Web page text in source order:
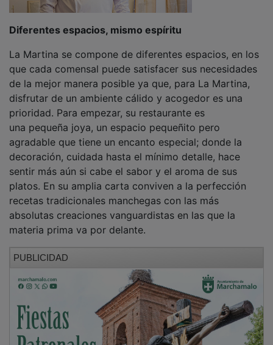
que cada comensal puede satisfacer sus necesidades
de la mejor manera posible ya que, para La Martina,
disfrutar de un ambiente cálido y acogedor es una
prioridad. Para empezar, su restaurante es
una pequeña joya, un espacio pequeñito pero
agradable que tiene un encanto especial; donde la
decoración, cuidada hasta el mínimo detalle, hace
sentir más aún si cabe el sabor y el aroma de sus
platos. En su amplia carta conviven a la perfección
recetas tradicionales manchegas con las más
absolutas creaciones vanguardistas en las que la
materia prima va por delante.